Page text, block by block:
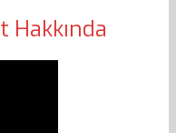
Hakkında